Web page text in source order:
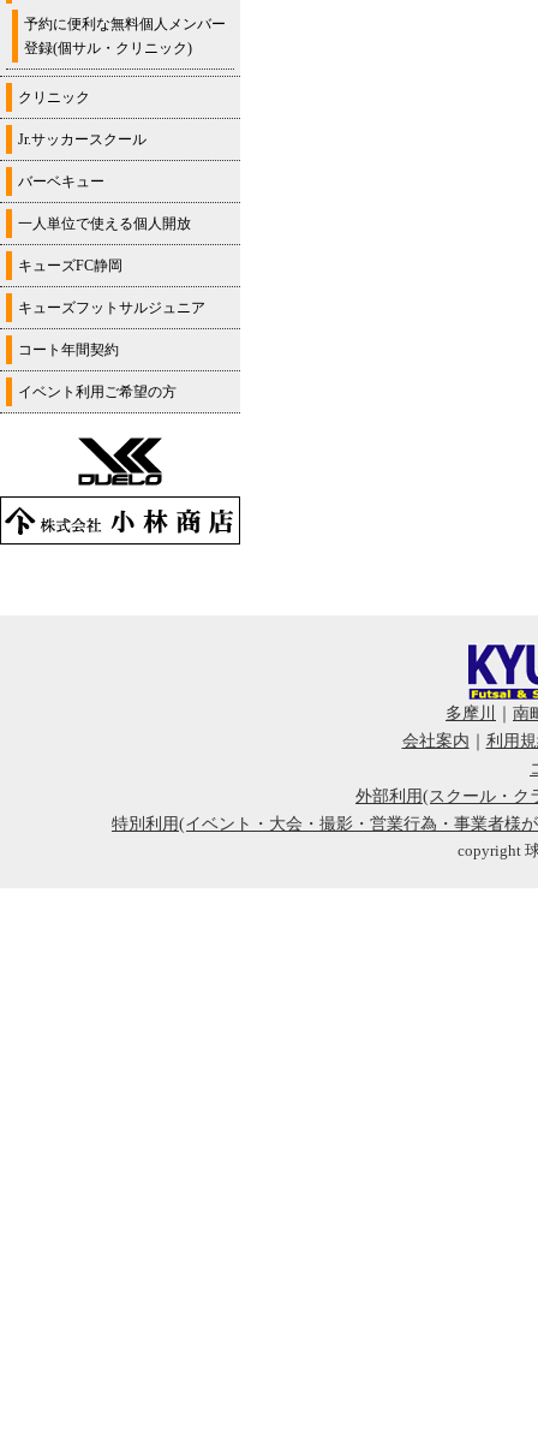
予約に便利な無料個人メンバー
登録(個サル・クリニック)
クリニック
Jr.サッカースクール
バーベキュー
一人単位で使える個人開放
キューズFC静岡
キューズフットサルジュニア
コート年間契約
イベント利用ご希望の方
多摩川
南
会社案内
利用
外部利用(スクール・ク
特別利用(イベント・大会・撮影・営業行為・事業者様
copyright